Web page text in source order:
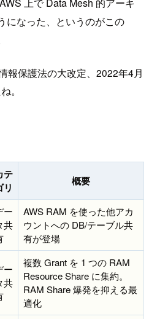
になった、というのがこの
報保護法の大改定、2022年4月
。
テ
リ
概要
ー
共
AWS RAM を使った他アカ
ウントへの DB/テーブル共
有が登場
ー
共
複数 Grant を 1 つの RAM
Resource Share に集約。
RAM Share 爆発を抑える最
適化